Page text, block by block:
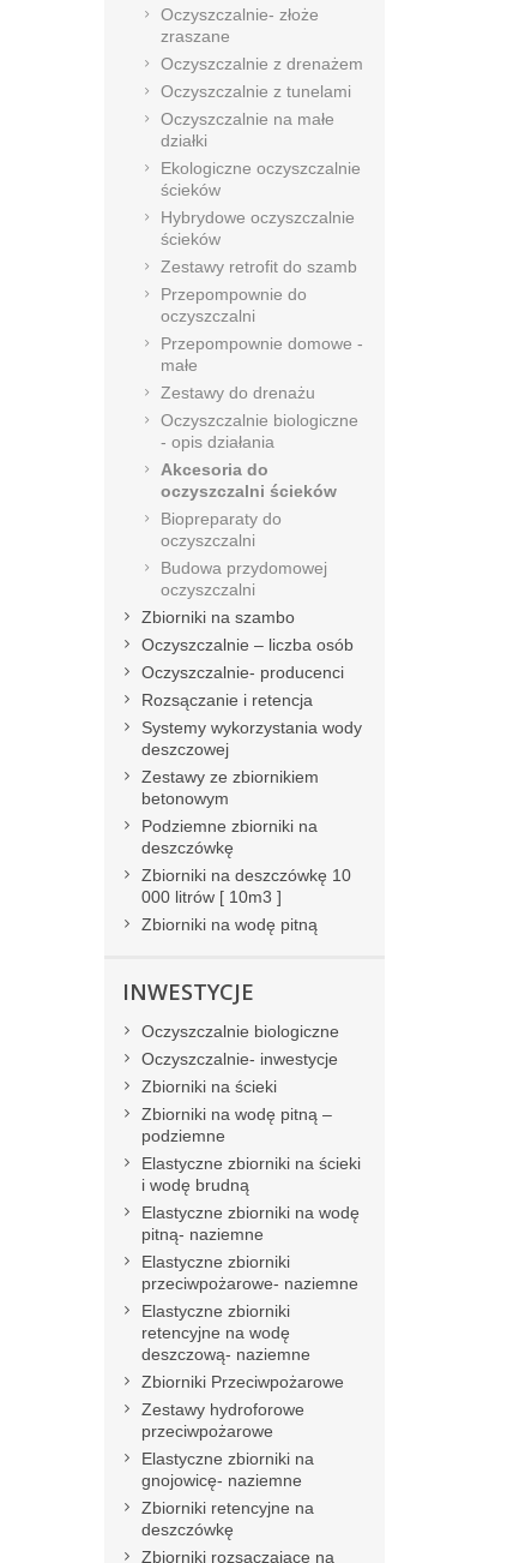
Oczyszczalnie- złoże
zraszane
Oczyszczalnie z drenażem
Oczyszczalnie z tunelami
Oczyszczalnie na małe
działki
Ekologiczne oczyszczalnie
ścieków
Hybrydowe oczyszczalnie
ścieków
Zestawy retrofit do szamb
Przepompownie do
oczyszczalni
Przepompownie domowe -
małe
Zestawy do drenażu
Oczyszczalnie biologiczne
- opis działania
Akcesoria do
oczyszczalni ścieków
Biopreparaty do
oczyszczalni
Budowa przydomowej
oczyszczalni
Zbiorniki na szambo
Oczyszczalnie – liczba osób
Oczyszczalnie- producenci
Rozsączanie i retencja
Systemy wykorzystania wody
deszczowej
Zestawy ze zbiornikiem
betonowym
Podziemne zbiorniki na
deszczówkę
Zbiorniki na deszczówkę 10
000 litrów [ 10m3 ]
Zbiorniki na wodę pitną
INWESTYCJE
Oczyszczalnie biologiczne
Oczyszczalnie- inwestycje
Zbiorniki na ścieki
Zbiorniki na wodę pitną –
podziemne
Elastyczne zbiorniki na ścieki
i wodę brudną
Elastyczne zbiorniki na wodę
pitną- naziemne
Elastyczne zbiorniki
przeciwpożarowe- naziemne
Elastyczne zbiorniki
retencyjne na wodę
deszczową- naziemne
Zbiorniki Przeciwpożarowe
Zestawy hydroforowe
przeciwpożarowe
Elastyczne zbiorniki na
gnojowicę- naziemne
Zbiorniki retencyjne na
deszczówkę
Zbiorniki rozsączające na